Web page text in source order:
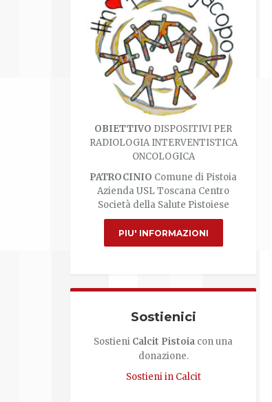
OBIETTIVO DISPOSITIVI PER
RADIOLOGIA INTERVENTISTICA
ONCOLOGICA
PATROCINIO Comune di Pistoia
Azienda USL Toscana Centro
Società della Salute Pistoiese
PIU' INFORMAZIONI
Sostienici
Sostieni Calcit Pistoia con una
donazione.
Sostieni in Calcit